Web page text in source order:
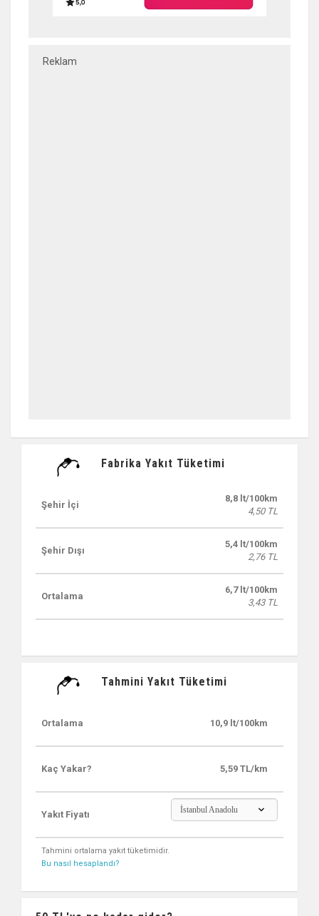
Reklam
Fabrika Yakıt Tüketimi
Şehir İçi
8,8 lt/100km
4,50 TL
Şehir Dışı
5,4 lt/100km
2,76 TL
Ortalama
6,7 lt/100km
3,43 TL
Tahmini Yakıt Tüketimi
Ortalama 10,9 lt/100km
Kaç Yakar? 5,59 TL/km
Yakıt Fiyatı İstanbul Anadolu
Tahmini ortalama yakıt tüketimidir.
Bu nasıl hesaplandı?